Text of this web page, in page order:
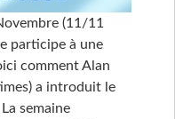
(11/11
participe à une
comment Alan
a introduit le
semaine